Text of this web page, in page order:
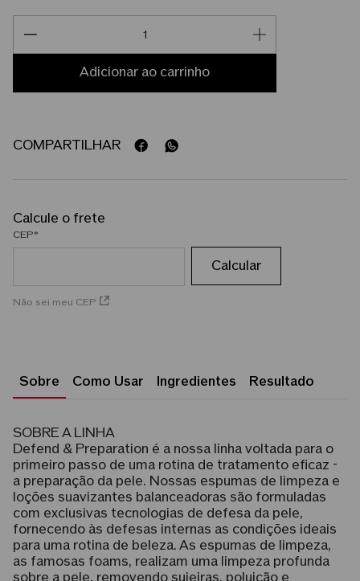
adicionar ao carrinho
COMPARTILHAR
CEP
Não sei meu CEP
Sobre Como Usar Ingredientes Resultado
SOBRE A LINHA
Defend & Preparation é a nossa linha voltada para o
primeiro passo de uma rotina de tratamento eficaz -
a preparação da pele. Nossas espumas de limpeza e
loções suavizantes balanceadoras são formuladas
com exclusivas tecnologias de defesa da pele,
fornecendo às defesas internas as condições ideais
para uma rotina de beleza. As espumas de limpeza,
as famosas foams, realizam uma limpeza profunda
sobre a pele, removendo sujeiras, poluição e